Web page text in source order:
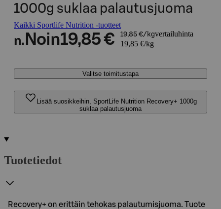
1000g suklaa palautusjuoma
Kaikki Sportlife Nutrition -tuotteet
n. Noin19,85 € 19,85 €/kgvertailuhinta
19,85 €/kg
Valitse toimitustapa
Lisää suosikkeihin, SportLife Nutrition Recovery+ 1000g
suklaa palautusjuoma
Tuotetiedot
Recovery+ on erittäin tehokas palautumisjuoma. Tuote